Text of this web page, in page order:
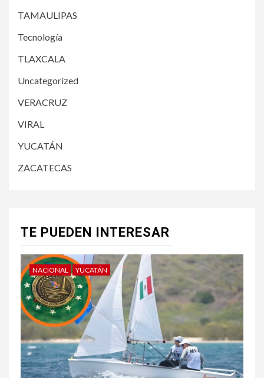
TAMAULIPAS
Tecnología
TLAXCALA
Uncategorized
VERACRUZ
VIRAL
YUCATÁN
ZACATECAS
TE PUEDEN INTERESAR
NACIONAL YUCATÁN